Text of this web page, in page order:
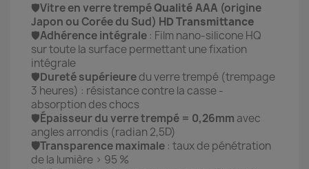
🛡️Vitre en verre trempéQualité AAA (origine
Japon ou Corée du Sud) HD Transmittance
🛡️Adhérence intégrale : Film nano-silicone HQ
sur toute la surface permettant une fixation
intégrale
🛡️Dureté supérieuredu verre trempé (trempage
3 heures) : résistance contre la casse -
absorption des chocs
🛡️Épaisseur du verre trempé = 0,26mm avec
angles arrondis (radian 2,5D)
🛡️Transparence maximale : taux de pénétration
de la lumière > 95 %